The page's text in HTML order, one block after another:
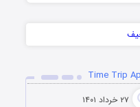
۲۷ خرداد ۱۴۰۱